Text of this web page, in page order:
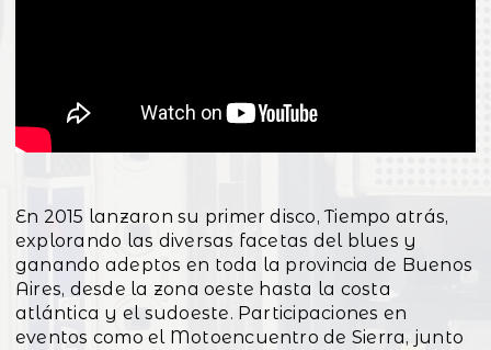
En 2015 lanzaron su primer disco, Tiempo atrás,
explorando las diversas facetas del blues y
ganando adeptos en toda la provincia de Buenos
Aires, desde la zona oeste hasta la costa
atlántica y el sudoeste. Participaciones en
eventos como el Motoencuentro de Sierra, junto